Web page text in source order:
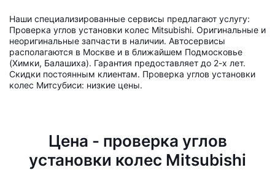
Наши специализированные сервисы предлагают услугу:
Проверка углов установки колес Mitsubishi. Оригинальные и
неоригинальные запчасти в наличии. Автосервисы
располагаются в Москве и в ближайшем Подмосковье
(Химки, Балашиха). Гарантия предоставляет до 2-х лет.
Скидки постоянным клиентам. Проверка углов установки
колес Митсубиси: низкие цены.
Цена - проверка углов
установки колес Mitsubishi